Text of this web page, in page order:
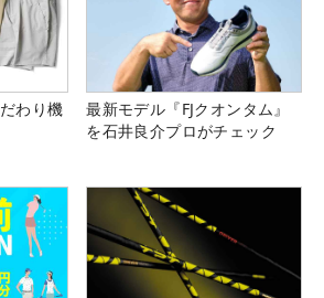
わり機
最新モデル『FJクオンタム』
を石井良介プロがチェック